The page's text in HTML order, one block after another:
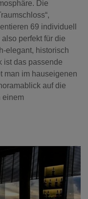
Die
69 individuell
perfekt für die
elegant, historisch
ist das passende
man im hauseigenen
auf die
einem